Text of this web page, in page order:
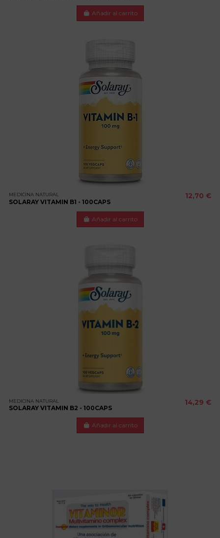
Añadir al carrito
MEDICINA NATURAL
SOLARAY VITAMIN B1 - 100CAPS
12,70 €
Añadir al carrito
MEDICINA NATURAL
SOLARAY VITAMIN B2 - 100CAPS
14,29 €
Añadir al carrito